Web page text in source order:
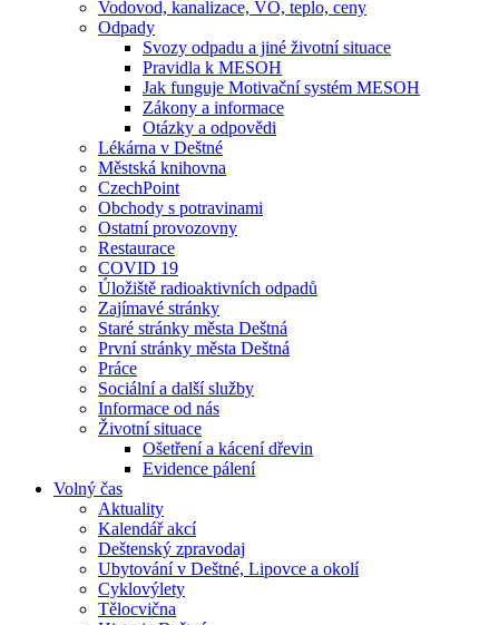
Vodovod, kanalizace, VO, teplo, ceny
Odpady
Svozy odpadu a jiné životní situace
Pravidla k MESOH
Jak funguje Motivační systém MESOH
Zákony a informace
Otázky a odpovědi
Lékárna v Deštné
Městská knihovna
CzechPoint
Obchody s potravinami
Ostatní provozovny
Restaurace
COVID 19
Úložiště radioaktivních odpadů
Zajímavé stránky
Staré stránky města Deštná
První stránky města Deštná
Práce
Sociální a další služby
Informace od nás
Životní situace
Ošetření a kácení dřevin
Evidence pálení
Volný čas
Aktuality
Kalendář akcí
Deštenský zpravodaj
Ubytování v Deštné, Lipovce a okolí
Cyklovýlety
Tělocvična